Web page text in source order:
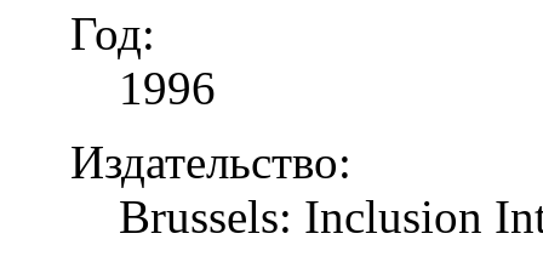
Год:
1996
Издательство:
Brussels: Inclusion